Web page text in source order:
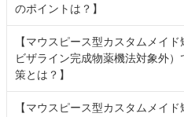
のポイントは？】
【マウスピース型カスタムメイ
ビザライン完成物薬機法対象外
策とは？】
【マウスピース型カスタムメイ